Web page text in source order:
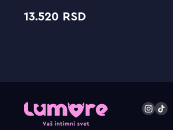
13.520